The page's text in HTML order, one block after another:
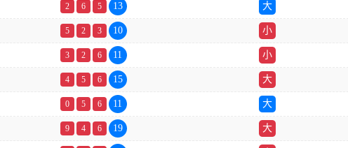
2 6 5 13 大
5 2 3 10 小
3 2 6 11 小
4 5 6 15 大
0 5 6 11 大
9 4 6 19 大